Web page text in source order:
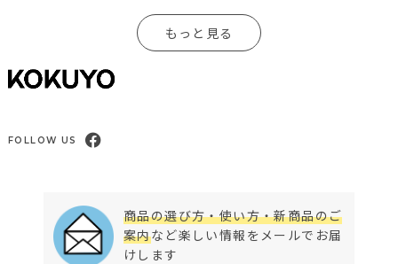
もっと見る
FOLLOW US
商品の選び方・使い方・新商品のご
案内など楽しい情報をメールでお届
けします